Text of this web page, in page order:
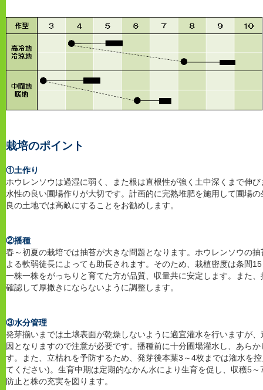
栽培のポイント
①土作り
ホウレンソウは過湿に弱く、また根は直根性が強く土中深くまで伸
水性の良い圃場作りが大切です。計画的に完熟堆肥を施用して圃場
良の土地では高畝にすることをお勧めします。
②播種
春～初夏の栽培では抽苔が大きな問題となります。ホウレンソウの
よる軟弱徒長によっても助長されます。そのため、栽植密度は条間
一株一株をがっちりと育てた方が品質、収量共に安定します。また
確認して厚撒きにならないように調整します。
③水分管理
発芽揃いまでは土壌表面が乾燥しないように適宜灌水を行いますが
因となりますので注意が必要です。播種前に十分圃場灌水し、あら
す。また、立枯れを予防するため、発芽後本葉3～4枚までは潅水を
てください)。生育中期は定期的なかん水により生育を促し、収穫5
防止と株の充実を図ります。